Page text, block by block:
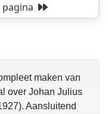
maken van
over Johan Julius
Aansluitend